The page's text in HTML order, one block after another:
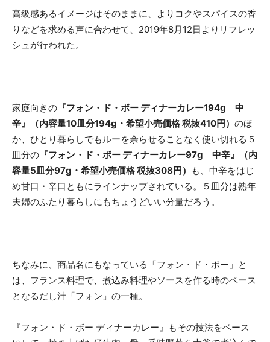
高級感あるイメージはそのままに、よりコクやスパイスの香
りなどを求める声に合わせて、2019年8月12日よりリフレッ
シュが行われた。
家庭向きの 『フォン・ド・ボー ディナーカレー194g 中
辛』（内容量10皿分194g・希望小売価格 税抜410円） のほ
か、ひとり暮らしでもルーを余らせることなく使い切れる５
皿分の 『フォン・ド・ボー ディナーカレー97g 中辛』（内
容量5皿分97g・希望小売価格 税抜308円）
も、中辛をはじ
め甘口・辛口ともにラインナップされている。５皿分は熟年
夫婦のふたり暮らしにもちょうどいい分量だろう。
ちなみに、商品名にもなっている「フォン・ド・ボー」と
は、フランス料理で、煮込み料理やソースを作る時のベース
となるだし汁「フォン」の一種。
『フォン・ド・ボー ディナーカレー』もその技法をベース